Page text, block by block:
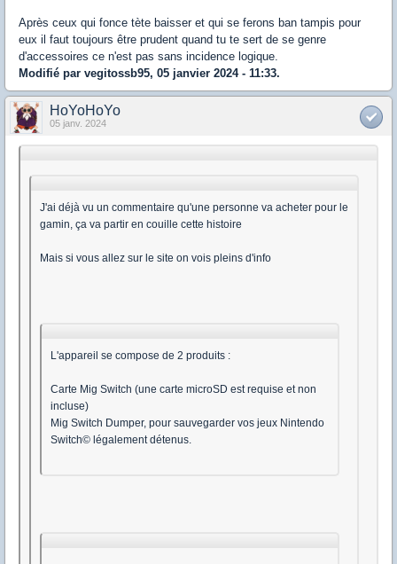
Après ceux qui fonce tète baisser et qui se ferons ban tampis pour
eux il faut toujours être prudent quand tu te sert de se genre
d'accessoires ce n'est pas sans incidence logique.
Modifié par vegitossb95, 05 janvier 2024 - 11:33.
HoYoHoYo
05 janv. 2024
J'ai déjà vu un commentaire qu'une personne va acheter pour le
gamin, ça va partir en couille cette histoire
Mais si vous allez sur le site on vois pleins d'info
L'appareil se compose de 2 produits :
Carte Mig Switch (une carte microSD est requise et non
incluse)
Mig Switch Dumper, pour sauvegarder vos jeux Nintendo
Switch© légalement détenus.